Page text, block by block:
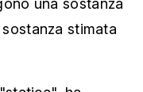
una sostanza
stimata